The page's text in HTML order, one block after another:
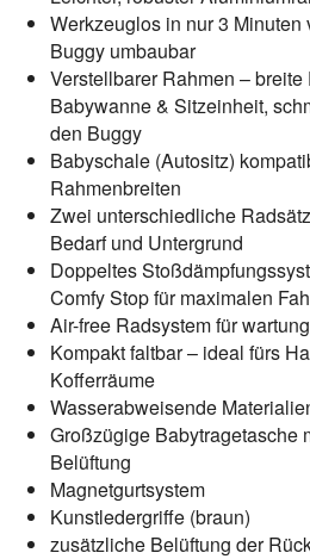
Werkzeuglos in nur 3
Buggy umbaubar
Verstellbarer Rahmen –
Babywanne & Sitzeinheit,
den Buggy
Babyschale (Autositz)
Rahmenbreiten
Zwei unterschiedliche
Bedarf und Untergrund
Doppeltes
Comfy Stop für maximalen
Air-free Radsystem für
Kompakt faltbar – ideal fürs
Kofferräume
Wasserabweisende
Großzügige Babytragetasche
Belüftung
Magnetgurtsystem
Kunstledergriffe (braun)
zusätzliche Belüftung der